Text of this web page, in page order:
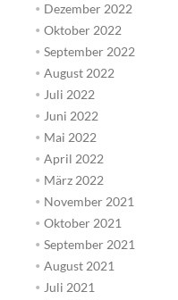
Dezember 2022
Oktober 2022
September 2022
August 2022
Juli 2022
Juni 2022
Mai 2022
April 2022
März 2022
November 2021
Oktober 2021
September 2021
August 2021
Juli 2021